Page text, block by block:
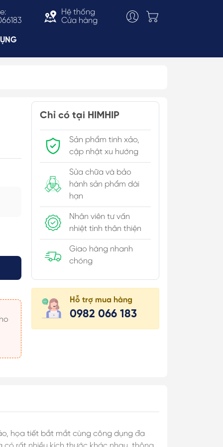
Hệ thống
Cửa hàng
Vòng Cổ Thời Trang
Kiềng Cổ
Chỉ có tại HIMHIP
Sản phẩm tinh xảo,
cập nhật xu hướng
Sửa chữa và bảo
hành sản phẩm dài
hạn
Nhân viên tư vấn
nhiệt tình thân thiện
Giao hàng nhanh
chóng
Hỗ trợ mua hàng
0982 066 183
họa tiết bắt mắt cùng công dụng đa